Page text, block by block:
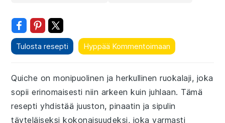
Tulosta resepti Hyppää Kommentoimaan
Quiche on monipuolinen ja herkullinen ruokalaji, joka
sopii erinomaisesti niin arkeen kuin juhlaan. Tämä
resepti yhdistää juuston, pinaatin ja sipulin
täyteläiseksi kokonaisuudeksi, joka varmasti